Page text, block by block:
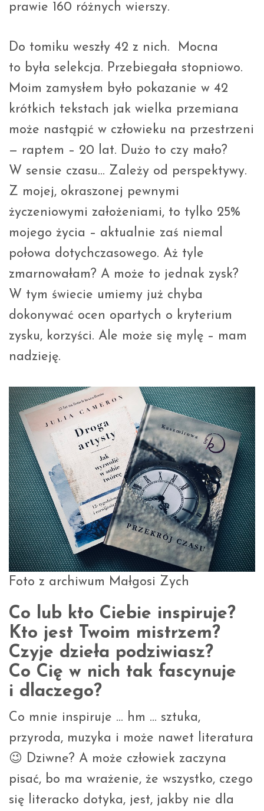
prawie 160 różnych wierszy.
Do tomiku weszły 42 z nich. Mocna
to była selekcja. Przebiegała stopniowo.
Moim zamysłem było pokazanie w 42
krótkich tekstach jak wielka przemiana
może nastąpić w człowieku na przestrzeni
— raptem – 20 lat. Dużo to czy mało?
W sensie czasu… Zależy od perspektywy.
Z mojej, okraszonej pewnymi
życzeniowymi założeniami, to tylko 25%
mojego życia – aktualnie zaś niemal
połowa dotychczasowego. Aż tyle
zmarnowałam? A może to jednak zysk?
W tym świecie umiemy już chyba
dokonywać ocen opartych o kryterium
zysku, korzyści. Ale może się mylę – mam
nadzieję.
Foto z archiwum Małgosi Zych
Co lub kto Ciebie inspiruje?
Kto jest Twoim mistrzem?
Czyje dzieła podziwiasz?
Co Cię w nich tak fascynuje
i dlaczego?
Co mnie inspiruje … hm … sztuka,
przyroda, muzyka i może nawet literatura
😉 Dziwne? A może człowiek zaczyna
pisać, bo ma wrażenie, że wszystko, czego
się literacko dotyka, jest, jakby nie dla